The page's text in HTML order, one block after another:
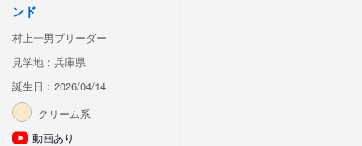
ンド
村上一男ブリーダー
見学地：兵庫県
誕生日：2026/04/14
クリーム系
動画あり